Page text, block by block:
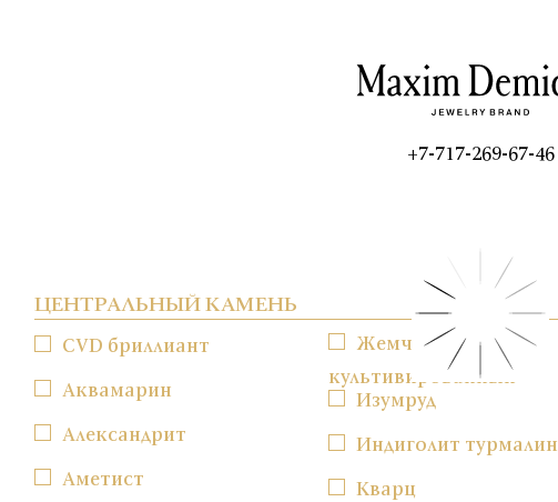
+7-717-269-67-46
ЦЕНТРАЛЬНЫЙ КАМЕНЬ
CVD бриллиант
Аквамарин
Александрит
Аметист
Жемчуг
культивированный
Изумруд
Индиголит турмалин
Кварц